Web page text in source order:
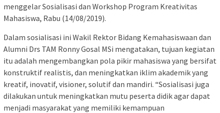
menggelar Sosialisasi dan Workshop Program Kreativitas
Mahasiswa, Rabu (14/08/2019).
Dalam sosialisasi ini Wakil Rektor Bidang Kemahasiswaan dan
Alumni Drs TAM Ronny Gosal MSi mengatakan, tujuan kegiatan
itu adalah mengembangkan pola pikir mahasiswa yang bersifat
konstruktif realistis, dan meningkatkan iklim akademik yang
kreatif, inovatif, visioner, solutif dan mandiri. “Sosialisasi juga
dilakukan untuk meningkatkan mutu peserta didik agar dapat
menjadi masyarakat yang memiliki kemampuan